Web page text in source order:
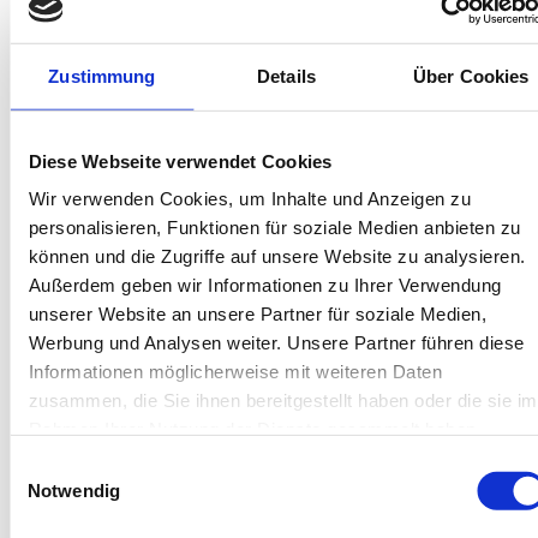
Zustimmung Details Über Cookies
Diese Webseite verwendet Cookies
Wir verwenden Cookies, um Inhalte und Anzeigen zu
personalisieren, Funktionen für soziale Medien anbieten zu
können und die Zugriffe auf unsere Website zu analysieren.
Außerdem geben wir Informationen zu Ihrer Verwendung
unserer Website an unsere Partner für soziale Medien,
Werbung und Analysen weiter. Unsere Partner führen diese
Informationen möglicherweise mit weiteren Daten
zusammen, die Sie ihnen bereitgestellt haben oder die sie im
Notwendig
Ausflugsfahrten mit dem Schiff
Ob zu den Nachbarinseln Borkum oder Norderney, zu den
Feriengäste starten vom Hafen aus in ein besonderes
Welche Vögel lassen sich auf Juist beobachten? Wer wohnt